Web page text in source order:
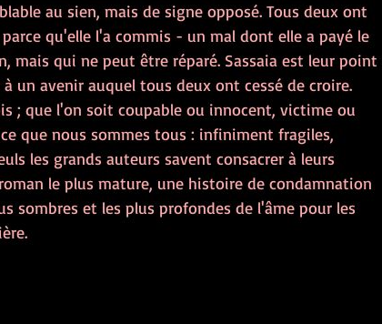
au sien, mais de signe opposé. Tous deux ont
qu'elle l'a commis - un mal dont elle a payé le
mais qui ne peut être réparé. Sassaia est leur point
un avenir auquel tous deux ont cessé de croire.
; que l'on soit coupable ou innocent, victime ou
que nous sommes tous : infiniment fragiles,
les grands auteurs savent consacrer à leurs
le plus mature, une histoire de condamnation
sombres et les plus profondes de l'âme pour les